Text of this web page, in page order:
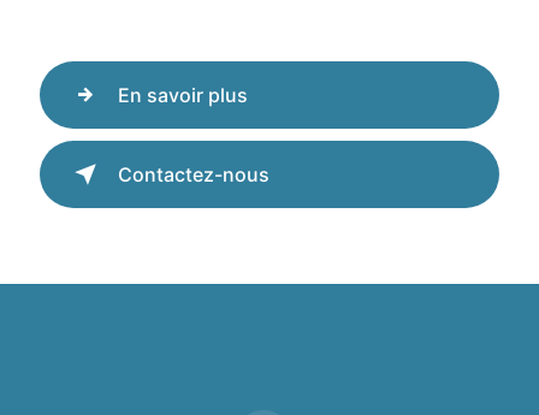
En savoir plus
Contactez-nous